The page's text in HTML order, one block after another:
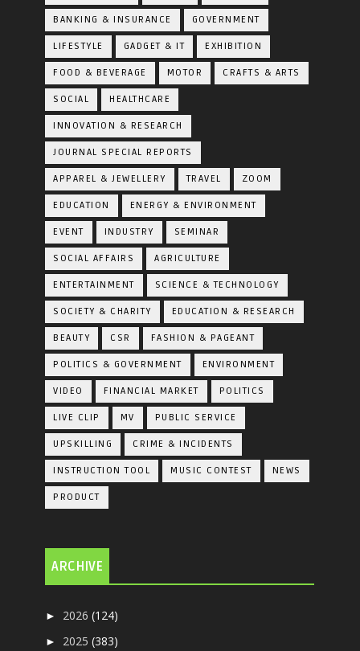
BANKING & INSURANCE GOVERNMENT
LIFESTYLE GADGET & IT EXHIBITION
FOOD & BEVERAGE MOTOR CRAFTS & ARTS
SOCIAL HEALTHCARE
INNOVATION & RESEARCH
JOURNAL SPECIAL REPORTS
APPAREL & JEWELLERY TRAVEL ZOOM
EDUCATION ENERGY & ENVIRONMENT
EVENT INDUSTRY SEMINAR
SOCIAL AFFAIRS AGRICULTURE
ENTERTAINMENT SCIENCE & TECHNOLOGY
SOCIETY & CHARITY EDUCATION & RESEARCH
BEAUTY CSR FASHION & PAGEANT
POLITICS & GOVERNMENT ENVIRONMENT
VIDEO FINANCIAL MARKET POLITICS
LIVE CLIP MV PUBLIC SERVICE
UPSKILLING CRIME & INCIDENTS
INSTRUCTION TOOL MUSIC CONTEST NEWS
PRODUCT
ARCHIVE
► 2026(124)
► 2025(383)